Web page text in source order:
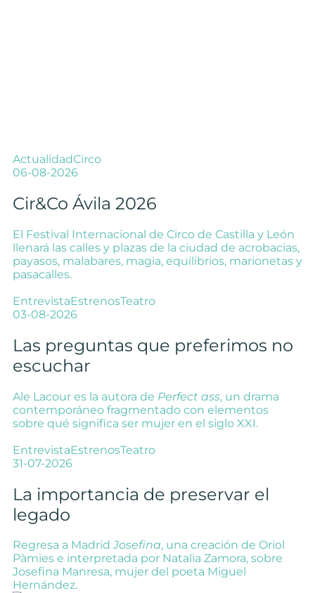
ActualidadCirco
06-08-2026
Cir&Co Ávila 2026
El Festival Internacional de Circo de Castilla y León
llenará las calles y plazas de la ciudad de acrobacias,
payasos, malabares, magia, equilibrios, marionetas y
pasacalles.
EntrevistaEstrenosTeatro
03-08-2026
Las preguntas que preferimos no
escuchar
Ale Lacour es la autora de Perfect ass, un drama
contemporáneo fragmentado con elementos
sobre qué significa ser mujer en el siglo XXI.
EntrevistaEstrenosTeatro
31-07-2026
La importancia de preservar el
legado
Regresa a MadridJosefina, una creación de Oriol
Pàmies e interpretada por Natalia Zamora, sobre
Josefina Manresa, mujer del poeta Miguel
Hernández.